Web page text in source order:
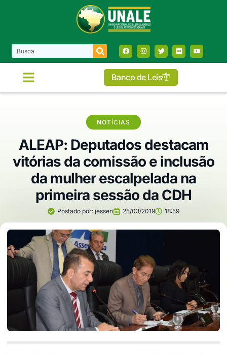
Banco de Leis
NOTÍCIAS
ALEAP: Deputados destacam
vitórias da comissão e inclusão
da mulher escalpelada na
primeira sessão da CDH
Postado por: jessen 25/03/2019 18:59